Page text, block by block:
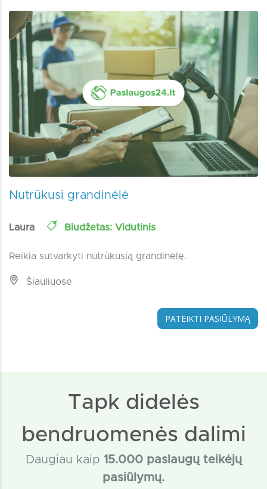
Nutrūkusi grandinėlė
Laura Biudžetas: Vidutinis
Reikia sutvarkyti nutrūkusią grandinėlę.
Šiauliuose
PATEIKTI PASIŪLYMĄ
Tapk didelės
bendruomenės dalimi
Daugiau kaip 15.000 paslaugų teikėjų
pasiūlymų.